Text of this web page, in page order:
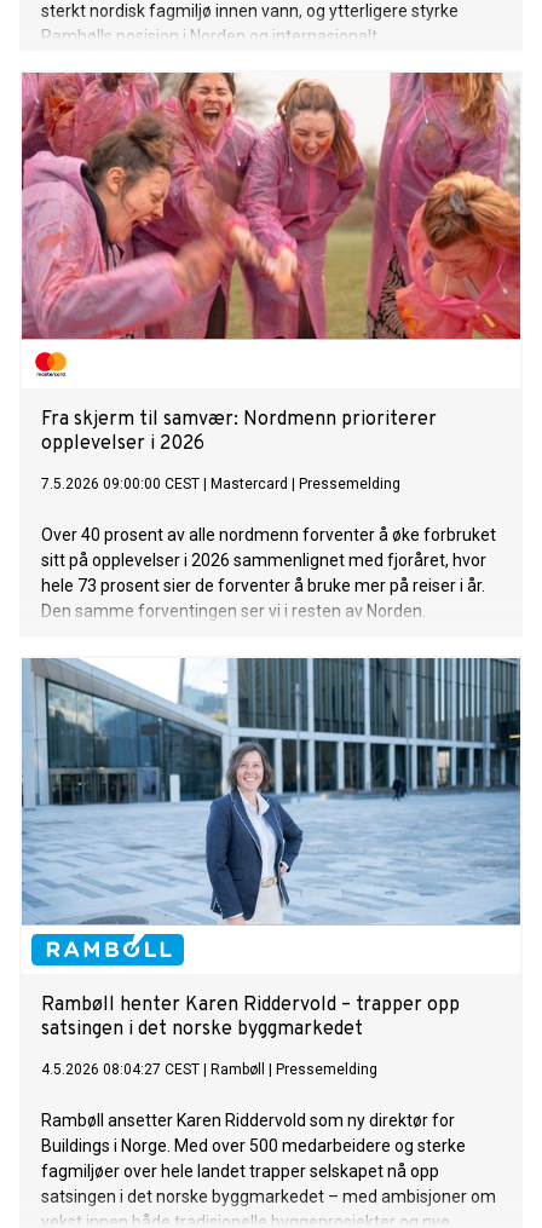
sterkt nordisk fagmiljø innen vann, og ytterligere styrke
Rambølls posisjon i Norden og internasjonalt.
Fra skjerm til samvær: Nordmenn prioriterer
opplevelser i 2026
7.5.2026 09:00:00 CEST Mastercard Pressemelding
Over 40 prosent av alle nordmenn forventer å øke forbruket
sitt på opplevelser i 2026 sammenlignet med fjoråret, hvor
hele 73 prosent sier de forventer å bruke mer på reiser i år.
Den samme forventingen ser vi i resten av Norden.
Rambøll henter Karen Riddervold – trapper opp
satsingen i det norske byggmarkedet
4.5.2026 08:04:27 CEST Rambøll Pressemelding
Rambøll ansetter Karen Riddervold som ny direktør for
Buildings i Norge. Med over 500 medarbeidere og sterke
fagmiljøer over hele landet trapper selskapet nå opp
satsingen i det norske byggmarkedet – med ambisjoner om
vekst innen både tradisjonelle byggeprosjekter og nye